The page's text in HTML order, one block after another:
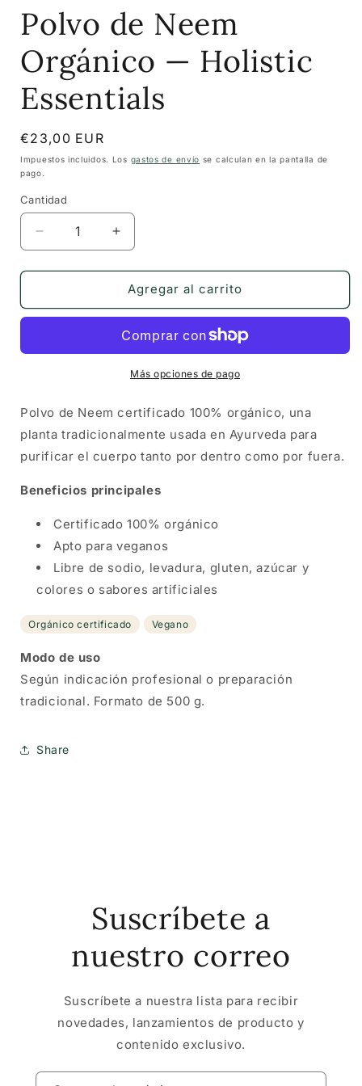
ventana
modal
Polvo de Neem
Orgánico — Holistic
Essentials
Precio
habitual
€23,00 EUR
Impuestos incluidos. Los gastos de envío se calculan en la pantalla de
pago.
Cantidad
Cantidad
Reducir
cantidad
para
de
—
Aumentar
cantidad
para
Polvo
de
Orgánico
—
Holistic
Agregar al carrito
Más opciones de pago
Polvo de Neem certificado 100% orgánico, una
planta tradicionalmente usada en Ayurveda para
purificar el cuerpo tanto por dentro como por fuera.
Beneficios principales
Certificado 100% orgánico
Apto para veganos
Libre de sodio, levadura, gluten, azúcar y
colores o sabores artificiales
Orgánico certificado Vegano
Modo de uso
Según indicación profesional o preparación
tradicional. Formato de 500 g.
Share
Suscríbete a
nuestro correo
Suscríbete a nuestra lista para recibir
novedades, lanzamientos de producto y
contenido exclusivo.